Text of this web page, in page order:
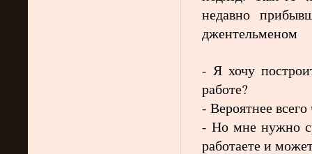
недавно
джентельменом
- Я хочу
работе?
- Вероятнее
- Но мне нужно
работаете и